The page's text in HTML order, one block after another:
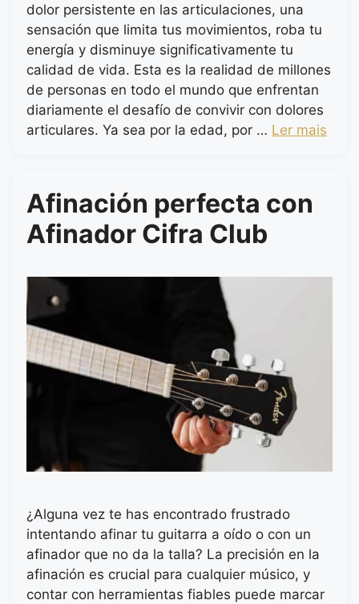
dolor persistente en las articulaciones, una
sensación que limita tus movimientos, roba tu
energía y disminuye significativamente tu
calidad de vida. Esta es la realidad de millones
de personas en todo el mundo que enfrentan
diariamente el desafío de convivir con dolores
articulares. Ya sea por la edad, por … Ler mais
Afinación perfecta con
Afinador Cifra Club
¿Alguna vez te has encontrado frustrado
intentando afinar tu guitarra a oído o con un
afinador que no da la talla? La precisión en la
afinación es crucial para cualquier músico, y
contar con herramientas fiables puede marcar